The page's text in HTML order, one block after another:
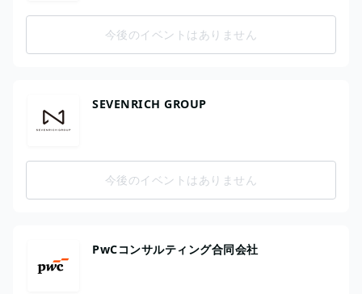
今後のイベントはありません
SEVENRICH GROUP
今後のイベントはありません
PwCコンサルティング合同会社